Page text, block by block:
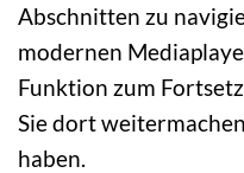
Abschnitten zu
modernen
Funktion zum
Sie dort
haben.